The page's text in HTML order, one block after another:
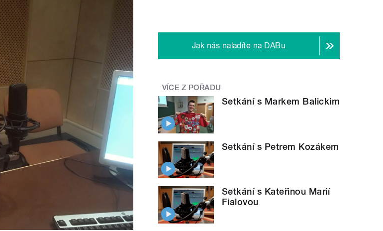
Jak nás naladíte na DABu
VÍCE Z POŘADU
Setkání s Markem Balickim
Setkání s Petrem Kozákem
Setkání s Kateřinou Marií
Fialovou